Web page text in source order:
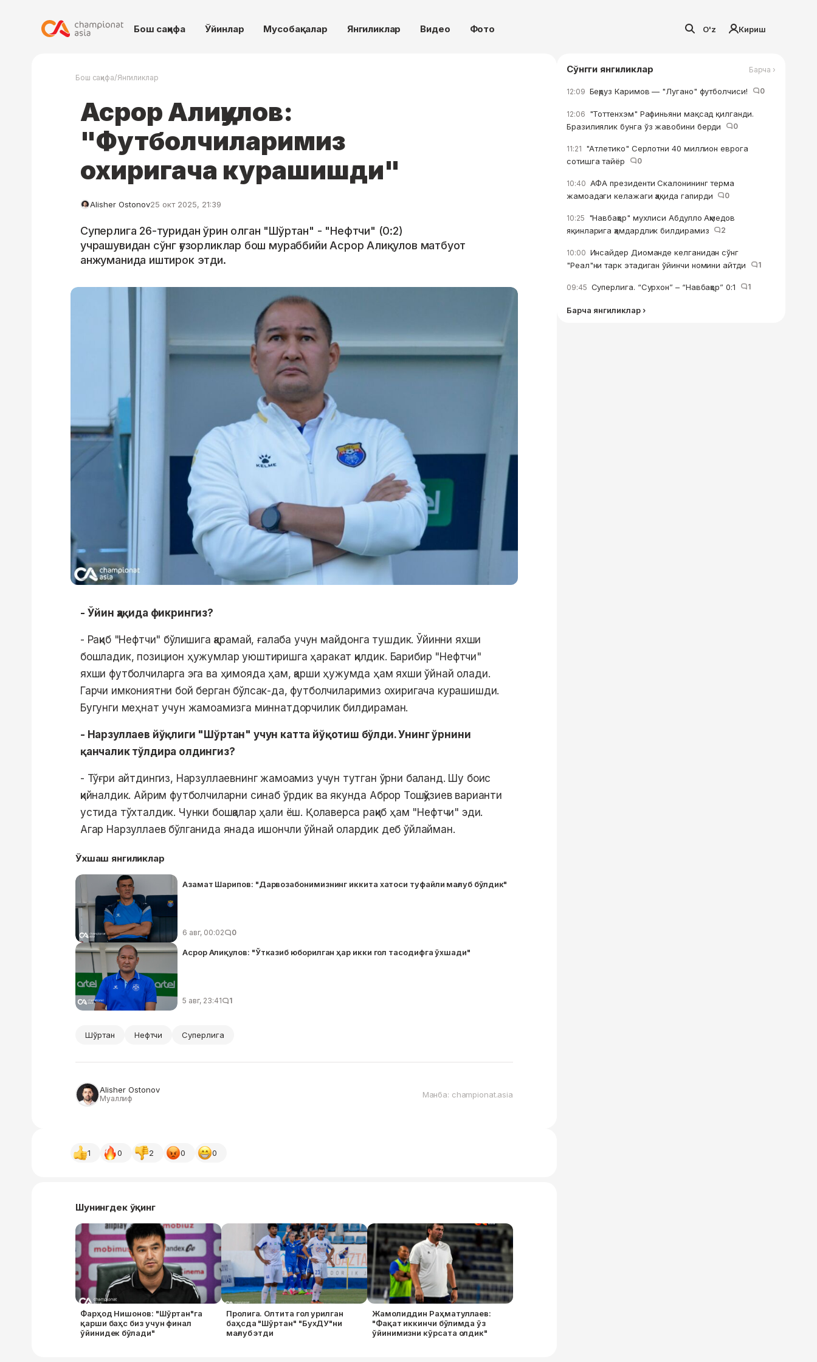
Бош саҳифа Ўйинлар Мусобақалар Янгиликлар Видео Фото O'z Кириш
Бош саҳифа/Янгиликлар
Асрор Алиқулов:
"Футболчиларимиз
охиригача курашишди"
Alisher Ostonov25 окт 2025, 21:39
Суперлига 26-туридан ўрин олган "Шўртан" - "Нефтчи" (0:2)
учрашувидан сўнг ғузорликлар бош мураббийи Асрор Алиқулов матбуот
анжуманида иштирок этди.
- Ўйин ҳақида фикрингиз?
- Рақиб "Нефтчи" бўлишига қарамай, ғалаба учун майдонга тушдик. Ўйинни яхши
бошладик, позицион ҳужумлар уюштиришга ҳаракат қилдик. Барибир "Нефтчи"
яхши футболчиларга эга ва ҳимояда ҳам, қарши ҳужумда ҳам яхши ўйнай олади.
Гарчи имкониятни бой берган бўлсак-да, футболчиларимиз охиригача курашишди.
Бугунги меҳнат учун жамоамизга миннатдорчилик билдираман.
- Нарзуллаев йўқлиги "Шўртан" учун катта йўқотиш бўлди. Унинг ўрнини
қанчалик тўлдира олдингиз?
- Тўғри айтдингиз, Нарзуллаевнинг жамоамиз учун тутган ўрни баланд. Шу боис
қийналдик. Айрим футболчиларни синаб ўрдик ва якунда Аброр Тошқўзиев варианти
устида тўхталдик. Чунки бошқалар ҳали ёш. Қолаверса рақиб ҳам "Нефтчи" эди.
Агар Нарзуллаев бўлганида янада ишончли ўйнай олардик деб ўйлайман.
Ўхшаш янгиликлар
Азамат Шарипов: "Дарвозабонимизнинг иккита хатоси туфайли мағлуб бўлдик"
6 авг, 00:02 0
Асрор Алиқулов: "Ўтказиб юборилган ҳар икки гол тасодифга ўхшади"
5 авг, 23:41 1
Шўртан Нефтчи Суперлига
Alisher Ostonov
Муаллиф Манба: championat.asia
1 0 2 0 0
Шунингдек ўқинг
Фарҳод Нишонов: "Шўртан"га
қарши баҳс биз учун финал
ўйинидек бўлади"
Пролига. Олтита гол урилган
баҳсда "Шўртан" "БухДУ"ни
мағлуб этди
Жамолиддин Раҳматуллаев:
"Фақат иккинчи бўлимда ўз
ўйинимизни кўрсата олдик"
Сўнгги янгиликлар Барча ›
12:09 Беҳруз Каримов — "Лугано" футболчиси! 0
12:06 "Тоттенхэм" Рафиньяни мақсад қилганди.
Бразилиялик бунга ўз жавобини берди
0
11:21 "Атлетико" Серлотни 40 миллион еврога
сотишга тайёр
0
10:40 АФА президенти Скалонининг терма
жамоадаги келажаги ҳақида гапирди
0
10:25 "Навбаҳор" мухлиси Абдулло Аҳмедов
яқинларига ҳамдардлик билдирамиз
2
10:00 Инсайдер Диоманде келганидан сўнг
"Реал"ни тарк этадиган ўйинчи номини айтди
1
09:45 Суперлига. “Сурхон” – “Навбаҳор” 0:1 1
Барча янгиликлар ›